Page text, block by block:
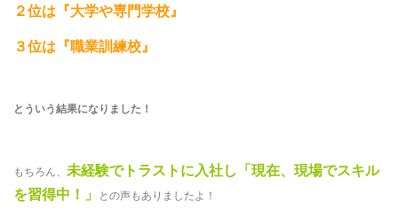
２位は『大学や専門学校』
３位は『職業訓練校』
とういう結果になりました！
もちろん、 未経験でトラストに入社し「現在、現場でスキル
を習得中！」 との声もありましたよ！